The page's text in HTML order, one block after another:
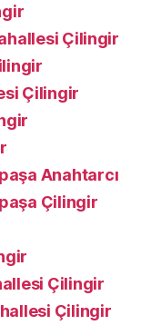
Çilingir
Çilingir
Anahtarcı
Çilingir
Çilingir
Çilingir